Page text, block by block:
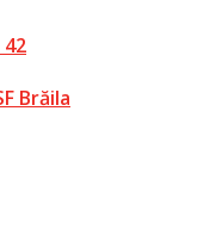
Brăila